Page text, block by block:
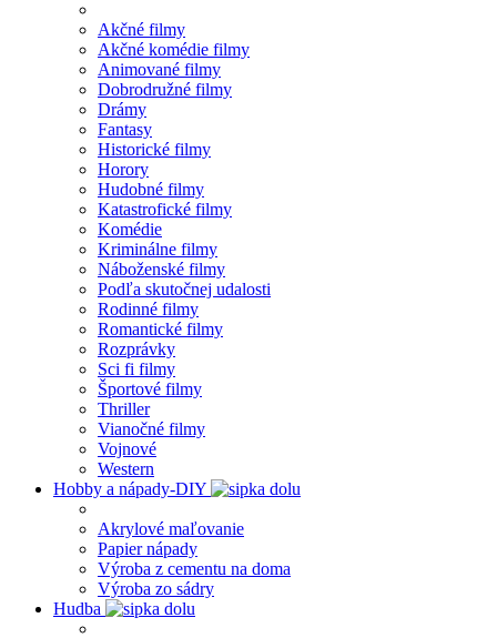
Akčné filmy
Akčné komédie filmy
Animované filmy
Dobrodružné filmy
Drámy
Fantasy
Historické filmy
Horory
Hudobné filmy
Katastrofické filmy
Komédie
Kriminálne filmy
Náboženské filmy
Podľa skutočnej udalosti
Rodinné filmy
Romantické filmy
Rozprávky
Sci fi filmy
Športové filmy
Thriller
Vianočné filmy
Vojnové
Western
Hobby a nápady-DIY
Akrylové maľovanie
Papier nápady
Výroba z cementu na doma
Výroba zo sádry
Hudba